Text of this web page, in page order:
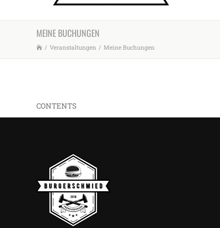
MEINE BUCHUNGEN
/ Veranstaltungen / Meine Buchungen
CONTENTS